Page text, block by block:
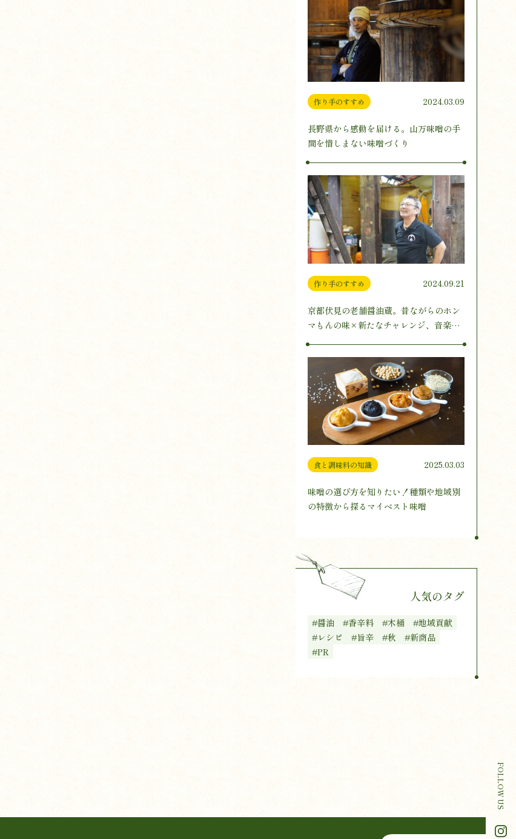
FOLLOW US
作り手のすすめ 2024.03.09
長野県から感動を届ける。山万味噌の手
間を惜しまない味噌づくり
作り手のすすめ 2024.09.21
京都伏見の老舗醤油蔵。昔ながらのホン
マもんの味×新たなチャレンジ、音楽醸
食と調味料の知識 2025.03.03
味噌の選び方を知りたい！種類や地域別
の特徴から探るマイベスト味噌
人気のタグ
#醤油 #香辛料 #木桶
#地域貢献
#レシピ
#旨辛 #秋
#新商品
#PR